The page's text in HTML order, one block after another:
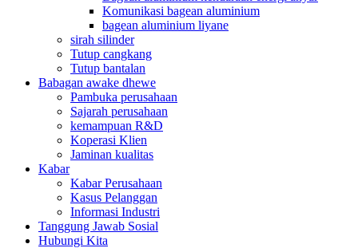
Komunikasi bagean aluminium
bagean aluminium liyane
sirah silinder
Tutup cangkang
Tutup bantalan
Babagan awake dhewe
Pambuka perusahaan
Sajarah perusahaan
kemampuan R&D
Koperasi Klien
Jaminan kualitas
Kabar
Kabar Perusahaan
Kasus Pelanggan
Informasi Industri
Tanggung Jawab Sosial
Hubungi Kita